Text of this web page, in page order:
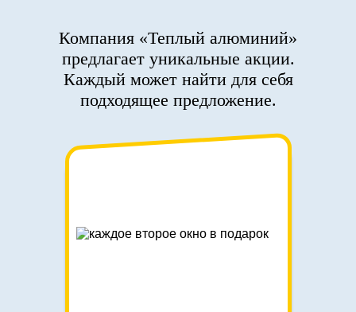
Компания «Теплый алюминий»
предлагает уникальные акции.
Каждый может найти для себя
подходящее предложение.